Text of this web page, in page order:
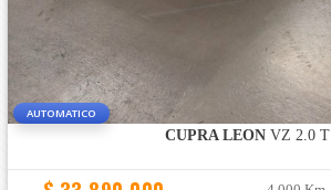
AUTOMATICO
CUPRA LEON VZ 2.0 T